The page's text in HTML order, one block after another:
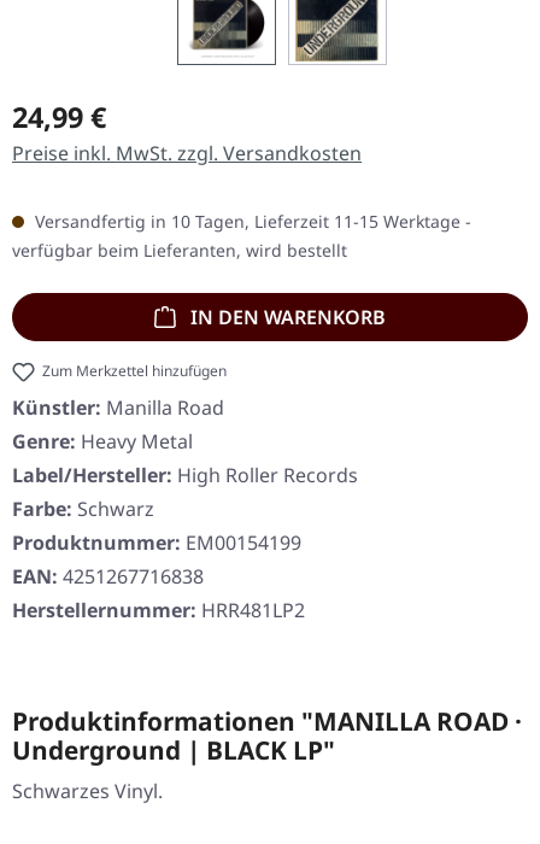
Regulärer Preis:
24,99 €
Preise inkl. MwSt. zzgl. Versandkosten
Versandfertig in 10 Tagen, Lieferzeit 11-15 Werktage -
verfügbar beim Lieferanten, wird bestellt
IN DEN WARENKORB
Zum Merkzettel hinzufügen
Künstler: Manilla Road
Genre: Heavy Metal
Label/Hersteller: High Roller Records
Farbe: Schwarz
Produktnummer: EM00154199
EAN: 4251267716838
Herstellernummer: HRR481LP2
Produktinformationen "MANILLA ROAD ·
Underground | BLACK LP"
Schwarzes Vinyl.